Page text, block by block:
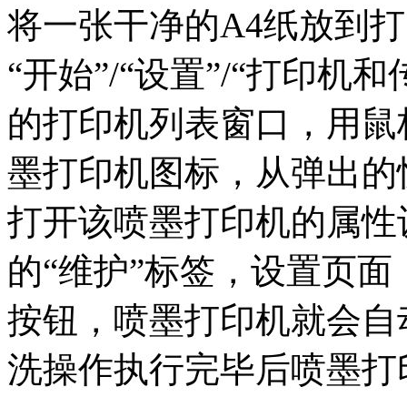
将一张干净的A4纸放到
“开始”/“设置”/“打印机
的打印机列表窗口，用
墨打印机图标，从弹出
打开该喷墨打印机的属
的“维护”标签，设置页
按钮，喷墨打印机就会
洗操作执行完毕后喷墨